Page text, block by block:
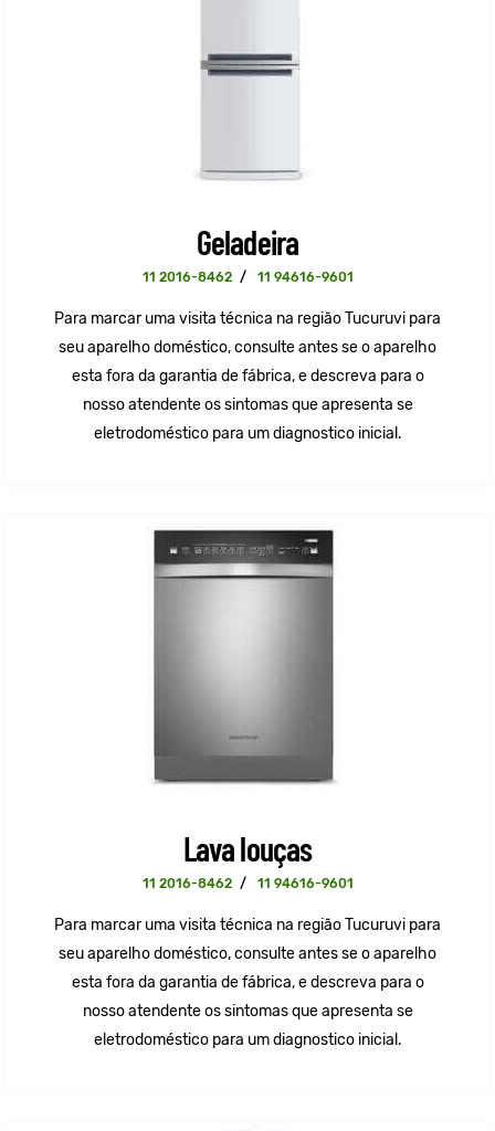
Geladeira
11 2016-8462 / 11 94616-9601
Para marcar uma visita técnica na região Tucuruvi para
seu aparelho doméstico, consulte antes se o aparelho
esta fora da garantia de fábrica, e descreva para o
nosso atendente os sintomas que apresenta se
eletrodoméstico para um diagnostico inicial.
Lava louças
11 2016-8462 / 11 94616-9601
Para marcar uma visita técnica na região Tucuruvi para
seu aparelho doméstico, consulte antes se o aparelho
esta fora da garantia de fábrica, e descreva para o
nosso atendente os sintomas que apresenta se
eletrodoméstico para um diagnostico inicial.